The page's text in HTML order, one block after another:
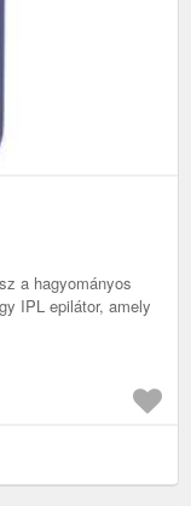
a hagyományos
IPL epilátor, amely